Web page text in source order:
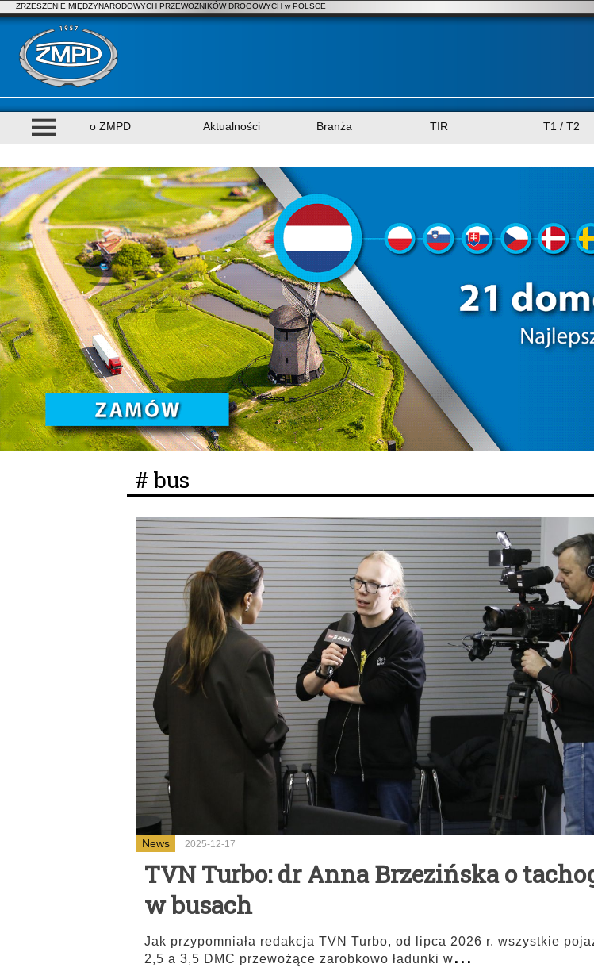
ZRZESZENIE MIĘDZYNARODOWYCH PRZEWOZNIKÓW DROGOWYCH w POLSCE
o ZMPD Aktualności Branża TIR T1 / T2
# bus
News 2025-12-17
TVN Turbo: dr Anna Brzezińska o
w busach
Jak przypomniała redakcja TVN Turbo, od lipca 2026 r. wszystkie
2,5 a 3,5 DMC przewożące zarobkowo ładunki w...